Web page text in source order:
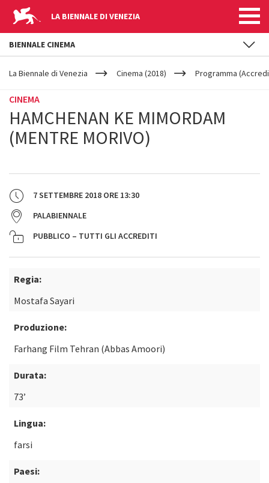
LA BIENNALE DI VENEZIA
YOUR
ARE
La Biennale di Venezia Cinema (2018) Programma
CINEMA
HAMCHENAN KE MIMORDAM
(MENTRE MORIVO)
7 SETTEMBRE 2018 ORE 13:30
PALABIENNALE
PUBBLICO – TUTTI GLI ACCREDITI
Regia:
Mostafa Sayari
Produzione:
Farhang Film Tehran (Abbas Amoori)
Durata:
73’
Lingua:
farsi
Paesi:
BIENNALE CINEMA